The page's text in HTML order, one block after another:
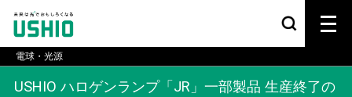
電球・光源
USHIO ハロゲンランプ「JR」一部製品 生産終了の